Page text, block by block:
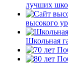
лучших
высокого
Школьная